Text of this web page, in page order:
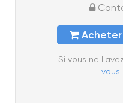
Si vous ne
vous